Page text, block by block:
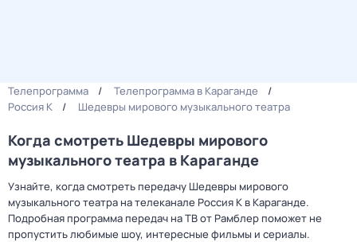
Телепрограмма
Телепрограмма в Караганде
Россия К
Шедевры мирового музыкального театра
Когда смотреть Шедевры мирового
музыкального театра в Караганде
Узнайте, когда смотреть передачу Шедевры мирового
музыкального театра на телеканале Россия К в Караганде.
Подробная программа передач на ТВ от Рамблер поможет не
пропустить любимые шоу, интересные фильмы и сериалы.